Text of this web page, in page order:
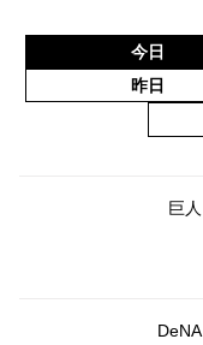
今日
昨日
巨人
DeNA